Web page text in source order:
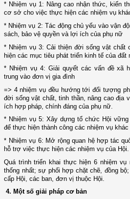
* Nhiệm vụ 1: Nâng cao nhận thức, kiến
cơ sở cho việc thực hiện các nhiệm vụ
* Nhiệm vụ 2: Tác động chủ yếu vào vận
sách, bảo vệ quyền và lợi ích của phụ nữ
* Nhiệm vụ 3: Cải thiện đời sống vật chất
hiện các mục tiêu phát triển kinh tế của đất
* Nhiệm vụ 4: Giải quyết các vấn đề xã
trung vào đơn vị gia đình
=> 4 nhiệm vụ đều hướng tới đối tượng
đời sống vật chất, tinh thần, nâng cao địa
ích hợp pháp, chính đáng của phụ nữ.
* Nhiệm vụ 5: Xây dựng tổ chức Hội
để thực hiện thành công các nhiệm vụ khác
* Nhiệm vụ 6: Mở rộng quan hệ hợp tác
hỗ trợ việc thực hiện các nhiệm vụ của Hội.
Quá trình triển khai thực hiện 6 nhiệm vụ
thống nhất; sự phối hợp chặt chẽ, đồng
cấp Hội, các ban, đơn vị thuộc Hội.
4. Một số giải pháp cơ bản